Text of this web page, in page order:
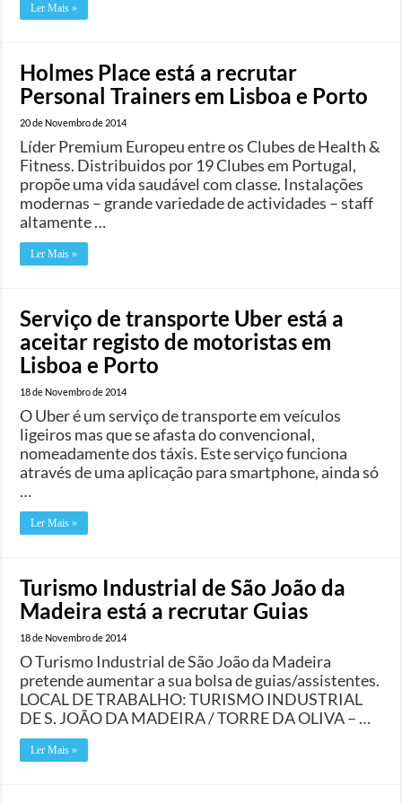
Ler Mais »
Holmes Place está a recrutar
Personal Trainers em Lisboa e Porto
20 de Novembro de 2014
Líder Premium Europeu entre os Clubes de Health &
Fitness. Distribuidos por 19 Clubes em Portugal,
propõe uma vida saudável com classe. Instalações
modernas – grande variedade de actividades – staff
altamente …
Ler Mais »
Serviço de transporte Uber está a
aceitar registo de motoristas em
Lisboa e Porto
18 de Novembro de 2014
O Uber é um serviço de transporte em veículos
ligeiros mas que se afasta do convencional,
nomeadamente dos táxis. Este serviço funciona
através de uma aplicação para smartphone, ainda só
…
Ler Mais »
Turismo Industrial de São João da
Madeira está a recrutar Guias
18 de Novembro de 2014
O Turismo Industrial de São João da Madeira
pretende aumentar a sua bolsa de guias/assistentes.
LOCAL DE TRABALHO: TURISMO INDUSTRIAL
DE S. JOÃO DA MADEIRA / TORRE DA OLIVA – …
Ler Mais »